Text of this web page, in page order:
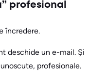
profesional
încredere.
deschide un e-mail. Și
profesionale.